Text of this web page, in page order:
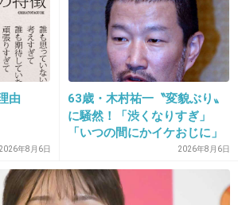
定もなく、家で過ごしていたところ、
いをしていた相手の男の子からなど、
の日で、窓辺で春風に吹かれながら
日だったのに、不思議と寂しくなかっ
+9
由
2026年8月6日
63歳・木村祐一〝変貌ぶり〟
に騒然！「渋くなりすぎ」
「いつの間にかイケおじに」
2026年8月6日